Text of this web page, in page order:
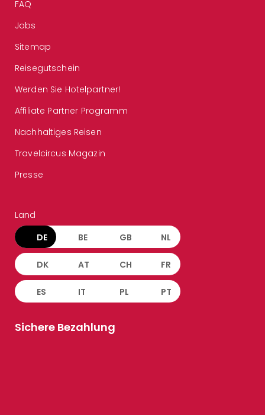
FAQ
Jobs
Sitemap
Reisegutschein
Werden Sie Hotelpartner!
Affiliate Partner Programm
Nachhaltiges Reisen
Travelcircus Magazin
Presse
Land
DE BE GB NL
DK AT CH FR
ES IT PL PT
Sichere Bezahlung